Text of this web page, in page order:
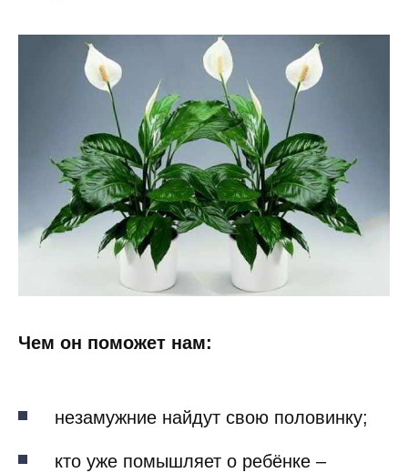
Чем он поможет нам:
незамужние найдут свою половинку;
кто уже помышляет о ребёнке –